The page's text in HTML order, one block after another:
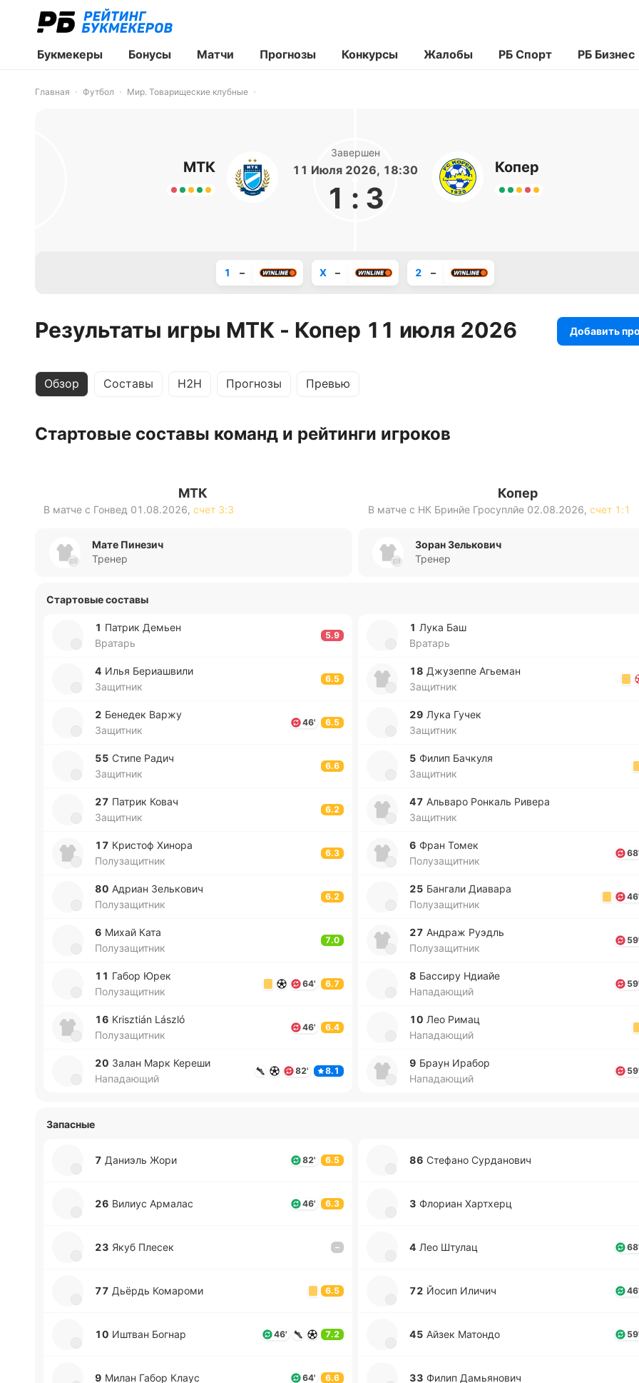
Букмекеры Бонусы Матчи Прогнозы Конкурсы Жалобы РБ Спорт РБ Бизнес
Главная Футбол Мир. Товарищеские клубные
МТК
Завершен
11 Июля 2026, 18:30
1 : 3
Копер
1 – X – 2 –
Результаты игры МТК - Копер 11 июля 2026 Добавить
Обзор Составы H2H Прогнозы Превью
Стартовые составы команд и рейтинги игроков
МТК
В матче с Гонвед 01.08.2026, счет 3:3
Копер
В матче с НК Бринйе Гросуплйе 02.08.2026, счет 1:1
Мате Пинезич
Тренер
Зоран Зелькович
Тренер
Стартовые составы
1 Патрик Демьен
Вратарь
5.9
4 Илья Бе­риа­шви­ли
Защитник
6.5
2 Бе­не­дек Варжу
Защитник
46' 6.5
55 Стипе Радич
Защитник
6.6
27 Патрик Ковач
Защитник
6.2
17 Кри­стоф Хинора
Полузащитник
6.3
80 Адриан Зе­лько­вич
Полузащитник
6.2
6 Михай Ката
Полузащитник
7.0
11 Габор Юрек
Полузащитник
64' 6.7
16 Krisztián László
Полузащитник
46' 6.4
20 Залан Марк Кереши
Нападающий
82' 8.1
1 Лука Баш
Вратарь
18 Джу­зе­ппе Агье­ман
Защитник
29 Лука Гучек
Защитник
5 Филип Ба­чку­ля
Защитник
47 Альва­ро Ро­нкаль Ривера
Защитник
6 Фран Томек
Полузащитник
25 Ба­нга­ли Диа­ва­ра
Полузащитник
27 Андраж Руэдль
Полузащитник
8 Ба­сси­ру Ндиайе
Нападающий
10 Лео Римац
Нападающий
9 Браун Ирабор
Нападающий
Запасные
7 Да­ниэль Жори 82' 6.5
26 Вилиус Арма­лас 46' 6.3
23 Якуб Плесек –
77 Дьёрдь Ко­ма­ро­ми 6.5
10 Иштван Богнар 46' 7.2
9 Милан Габор Клаус 64' 6.6
86 Сте­фа­но Су­рда­но­вич
3 Фло­риан Ха­ртхерц
4 Лео Штулац
72 Йосип Иличич
45 Айзек Ма­то­ндо
33 Филип Да­мья­но­вич